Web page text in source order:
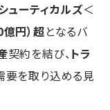
ューティカルズ＜
円）超となるバ
契約を結び、トラ
要を取り込める見